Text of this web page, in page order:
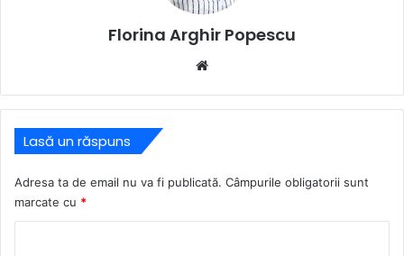
Florina Arghir Popescu
Lasă un răspuns
Adresa ta de email nu va fi publicată. Câmpurile obligatorii sunt
marcate cu *